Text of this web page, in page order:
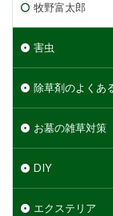
牧野富太郎
害虫
除草剤のよくあ
お墓の雑草対策
DIY
エクステリア